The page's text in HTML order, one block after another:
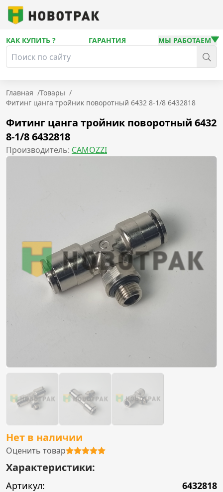
КАК КУПИТЬ ? ГАРАНТИЯ МЫ РАБОТАЕМ
Главная /Товары /
Фитинг цанга тройник поворотный 6432 8-1/8 6432818
Фитинг цанга тройник поворотный 6432
8-1/8 6432818
Производитель: CAMOZZI
Нет в наличии
Оценить товар
Характеристики:
Артикул:
6432818